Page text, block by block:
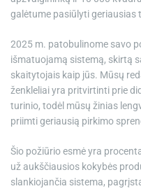
galėtume pasiūlyti geriausias
2025 m. patobulinome savo
išmatuojamą sistemą, skirtą
skaitytojais kaip jūs. Mūsų
ženkleliai yra pritvirtinti prie
turinio, todėl mūsų žinias
priimti geriausią pirkimo
Šio požiūrio esmė yra
už aukščiausios kokybės
slankiojančia sistema,